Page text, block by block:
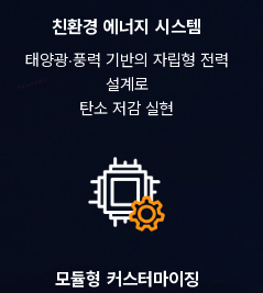
친환경 에너지 시스템
태양광·풍력 기반의 자립형 전력
설계로
탄소 저감 실현
모듈형 커스터마이징